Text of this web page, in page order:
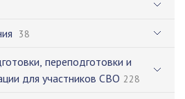
38
переподготовки и
для участников СВО 228